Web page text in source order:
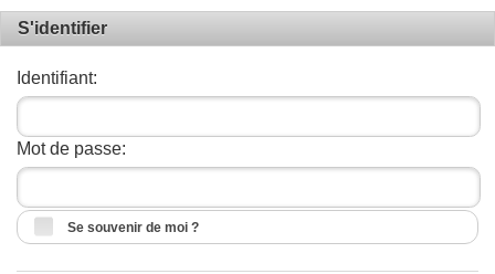
S'identifier
Identifiant:
Mot de passe:
Se souvenir de moi ?